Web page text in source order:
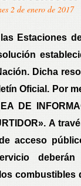
2 de enero de 2017
Estaciones
Dicha
Oficial. Por
DE
A
acceso
deberán
combustibles